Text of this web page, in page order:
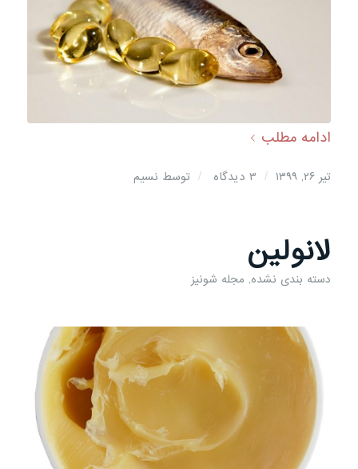
ادامه مطلب
تیر ۲۶, ۱۳۹۹ / 3 دیدگاه / توسط نسیم
لانولین
دسته بندی نشده, مجله شونیز